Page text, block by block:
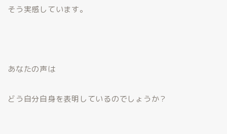
そう実感しています。
あなたの声は
どう自分自身を表明しているのでしょうか？